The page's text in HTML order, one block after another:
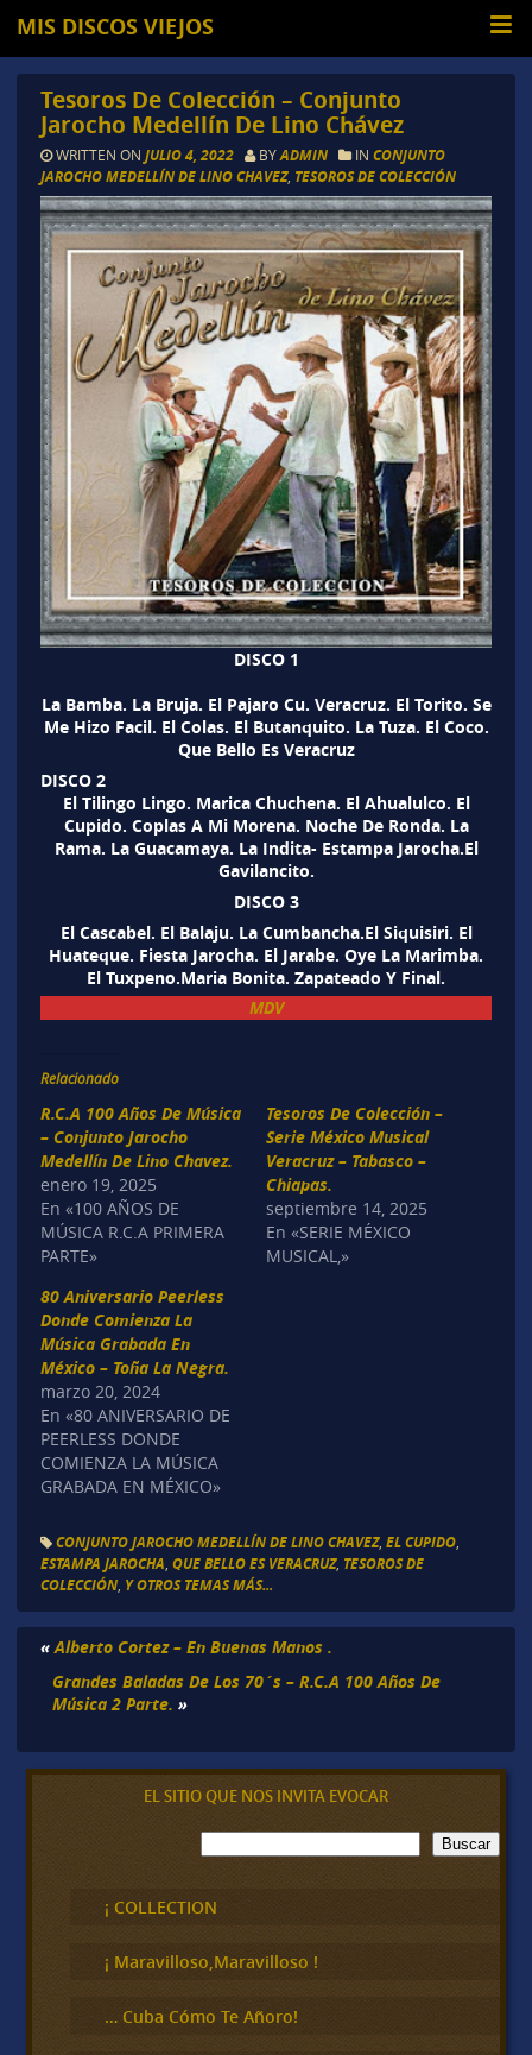
MIS DISCOS VIEJOS
Tesoros De Colección – Conjunto
Jarocho Medellín De Lino Chávez
WRITTEN ON JULIO 4, 2022 BYADMIN IN CONJUNTO
JAROCHO MEDELLÍN DE LINO CHAVEZ, TESOROS DE COLECCIÓN
DISCO 1
La Bamba. La Bruja. El Pajaro Cu. Veracruz. El Torito. Se
Me Hizo Facil. El Colas. El Butanquito. La Tuza. El Coco.
Que Bello Es Veracruz
DISCO 2
El Tilingo Lingo. Marica Chuchena. El Ahualulco. El
Cupido. Coplas A Mi Morena. Noche De Ronda. La
Rama. La Guacamaya. La Indita- Estampa Jarocha.El
Gavilancito.
DISCO 3
El Cascabel. El Balaju. La Cumbancha.El Siquisiri. El
Huateque. Fiesta Jarocha. El Jarabe. Oye La Marimba.
El Tuxpeno.Maria Bonita. Zapateado Y Final.
MDV
Relacionado
R.C.A 100 Años De Música
– Conjunto Jarocho
Medellín De Lino Chavez.
enero 19, 2025
En «100 AÑOS DE
MÚSICA R.C.A PRIMERA
PARTE»
Tesoros De Colección –
Serie México Musical
Veracruz – Tabasco –
Chiapas.
septiembre 14, 2025
En «SERIE MÉXICO
MUSICAL,»
80 Aniversario Peerless
Donde Comienza La
Música Grabada En
México – Toña La Negra.
marzo 20, 2024
En «80 ANIVERSARIO DE
PEERLESS DONDE
COMIENZA LA MÚSICA
GRABADA EN MÉXICO»
CONJUNTO JAROCHO MEDELLÍN DE LINO CHAVEZ, EL CUPIDO,
ESTAMPA JAROCHA QUE BELLO ES VERACRUZ, TESOROS DE
COLECCIÓN, Y OTROS TEMAS MÁS...
«Alberto Cortez – En Buenas Manos .
Grandes Baladas De Los 70´s – R.C.A 100 Años De
Música 2 Parte. »
EL SITIO QUE NOS INVITA EVOCAR
B
u
c
a
Buscar
¡ COLLECTION
¡ Maravilloso,Maravilloso !
… Cuba Cómo Te Añoro!